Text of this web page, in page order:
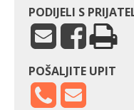
PODIJELI S
POŠALJITE UPIT